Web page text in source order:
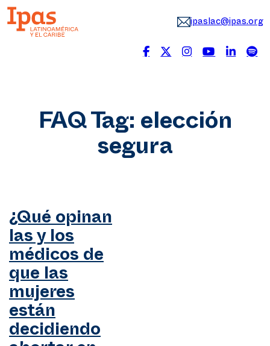
ipaslac@ipas.org
FAQ Tag: elección
segura
¿Qué opinan
las y los
médicos de
que las
mujeres
están
decidiendo